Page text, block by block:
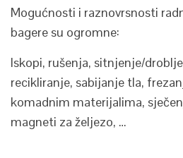
Mogućnosti i raznovrsnosti
bagere su ogromne:
Iskopi, rušenja, sitnjenje/
recikliranje, sabijanje tla,
komadnim materijalima,
magneti za željezo, …